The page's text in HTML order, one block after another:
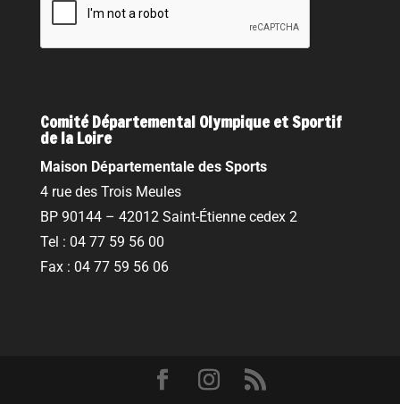
Comité Départemental Olympique et Sportif
de la Loire
Maison Départementale des Sports
4 rue des Trois Meules
BP 90144 – 42012 Saint-Étienne cedex 2
Tel : 04 77 59 56 00
Fax : 04 77 59 56 06